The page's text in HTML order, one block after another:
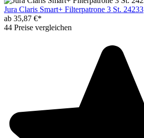
Jura Claris Smart+ Filterpatrone 3 St. 24233
ab 35,87 €*
44 Preise vergleichen